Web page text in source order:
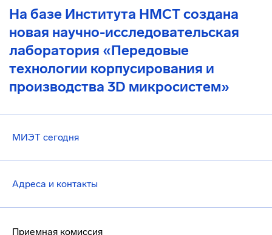
На базе Института НМСТ создана
новая научно-исследовательская
лаборатория «Передовые
технологии корпусирования и
производства 3D микросистем»
МИЭТ сегодня
Адреса и контакты
Приемная комиссия